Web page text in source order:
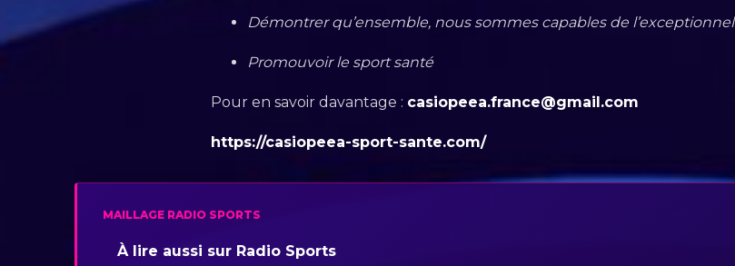
Démontrer qu’ensemble, nous sommes capables de l’exceptionnel
Promouvoir le sport santé
Pour en savoir davantage : casiopeea.france@gmail.com
https://casiopeea-sport-sante.com/
MAILLAGE RADIO SPORTS
À lire aussi sur Radio Sports